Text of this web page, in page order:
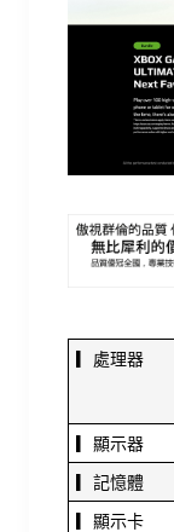
▎處理器
▎顯示器
▎記憶體
▎顯示卡